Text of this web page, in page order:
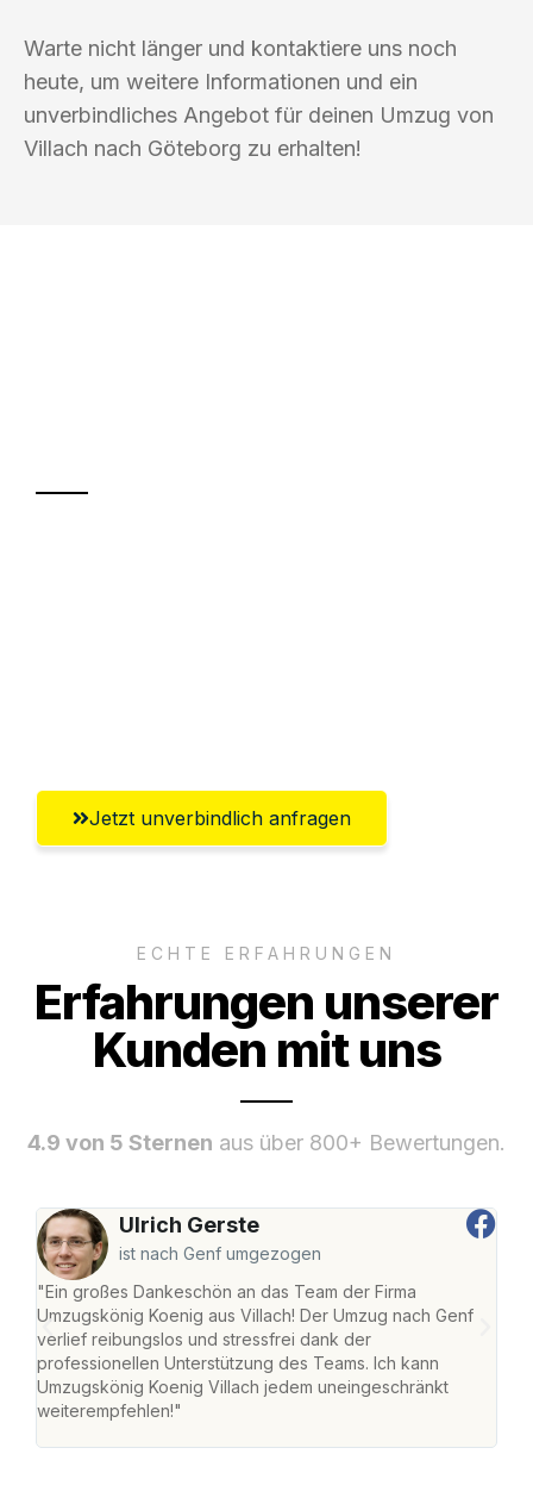
Warte nicht länger und kontaktiere uns noch
heute, um weitere Informationen und ein
unverbindliches Angebot für deinen Umzug von
Villach nach Göteborg zu erhalten!
Jetzt unverbindlich anfragen
ECHTE ERFAHRUNGEN
Erfahrungen unserer
Kunden mit uns
4.9 von 5 Sternen aus über 800+ Bewertungen.
Ulrich Gerste
ist nach Genf umgezogen
"Ein großes Dankeschön an das Team der Firma
Umzugskönig Koenig aus Villach! Der Umzug nach Genf
verlief reibungslos und stressfrei dank der
professionellen Unterstützung des Teams. Ich kann
Umzugskönig Koenig Villach jedem uneingeschränkt
weiterempfehlen!"